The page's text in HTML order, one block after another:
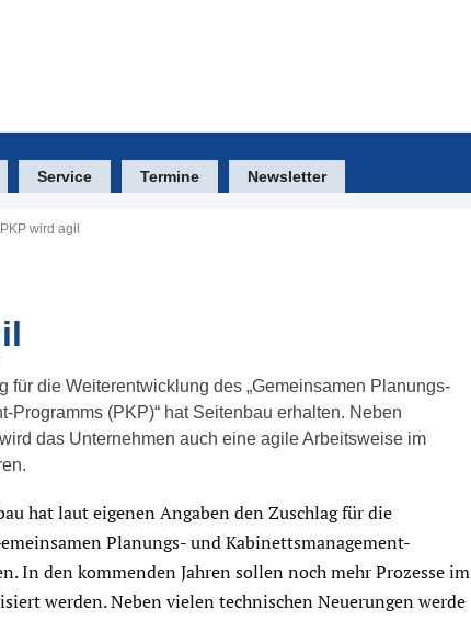
Service Termine Newsletter
PKP wird agil
für die Weiterentwicklung des „Gemeinsamen Planungs-
Programms (PKP)“ hat Seitenbau erhalten. Neben
das Unternehmen auch eine agile Arbeitsweise im
hat laut eigenen Angaben den Zuschlag für die
Planungs- und Kabinettsmanagement-
In den kommenden Jahren sollen noch mehr Prozesse im
werden. Neben vielen technischen Neuerungen werde